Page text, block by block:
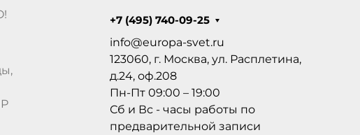
+7 (495) 740-09-25
info@europa-svet.ru
123060, г. Москва, ул. Расплетина,
д.24, оф.208
Пн-Пт 09:00 – 19:00
Сб и Вс - часы работы по
предварительной записи